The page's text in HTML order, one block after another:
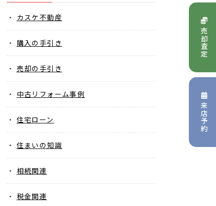
カスケ不動産
購入の手引き
売却の手引き
中古リフォーム事例
住宅ローン
住まいの知識
相続関連
税金関連
売却査定
来店予約